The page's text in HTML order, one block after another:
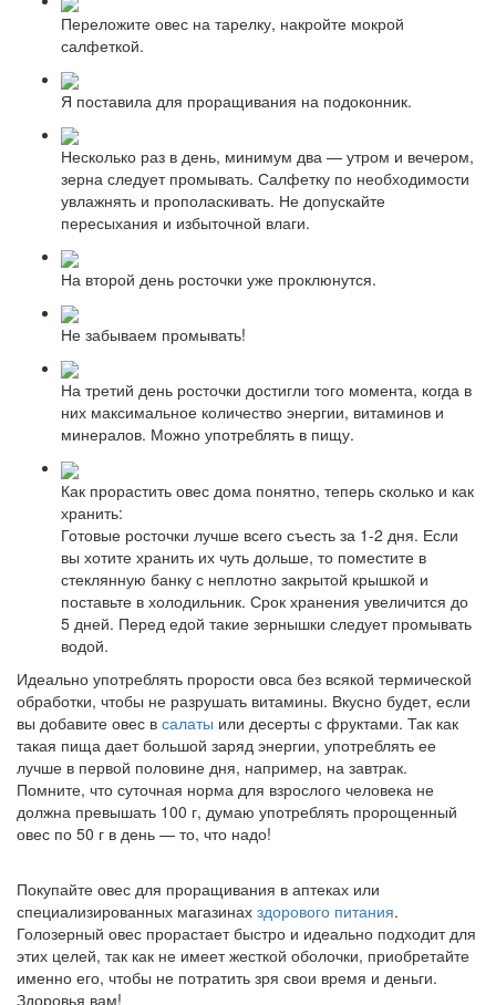
Переложите овес на тарелку, накройте мокрой
салфеткой.
Я поставила для проращивания на подоконник.
Несколько раз в день, минимум два — утром и вечером,
зерна следует промывать. Салфетку по необходимости
увлажнять и прополаскивать. Не допускайте
пересыхания и избыточной влаги.
На второй день росточки уже проклюнутся.
Не забываем промывать!
На третий день росточки достигли того момента, когда в
них максимальное количество энергии, витаминов и
минералов. Можно употреблять в пищу.
Как прорастить овес дома понятно, теперь сколько и как
хранить:
Готовые росточки лучше всего съесть за 1-2 дня. Если
вы хотите хранить их чуть дольше, то поместите в
стеклянную банку с неплотно закрытой крышкой и
поставьте в холодильник. Срок хранения увеличится до
5 дней. Перед едой такие зернышки следует промывать
водой.
Идеально употреблять прорости овса без всякой термической
обработки, чтобы не разрушать витамины. Вкусно будет, если
вы добавите овес в салаты или десерты с фруктами. Так как
такая пища дает большой заряд энергии, употреблять ее
лучше в первой половине дня, например, на завтрак.
Помните, что суточная норма для взрослого человека не
должна превышать 100 г, думаю употреблять пророщенный
овес по 50 г в день — то, что надо!
Покупайте овес для проращивания в аптеках или
специализированных магазинах здорового питания.
Голозерный овес прорастает быстро и идеально подходит для
этих целей, так как не имеет жесткой оболочки, приобретайте
именно его, чтобы не потратить зря свои время и деньги.
Здоровья вам!